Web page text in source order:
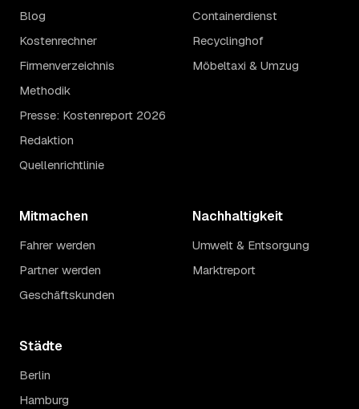
Blog
Kostenrechner
Firmenverzeichnis
Methodik
Presse: Kostenreport 2026
Redaktion
Quellenrichtlinie
Containerdienst
Recyclinghof
Möbeltaxi & Umzug
Mitmachen
Fahrer werden
Partner werden
Geschäftskunden
Nachhaltigkeit
Umwelt & Entsorgung
Marktreport
Städte
Berlin
Hamburg